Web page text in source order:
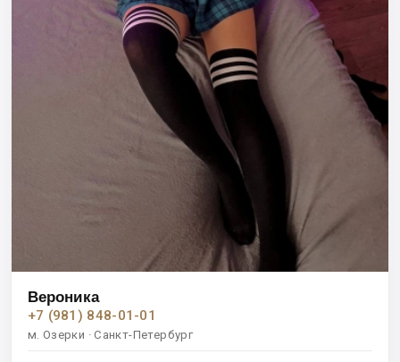
Вероника
+7 (981) 848-01-01
м. Озерки · Санкт-Петербург